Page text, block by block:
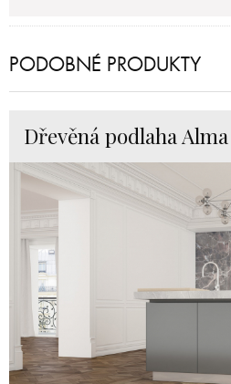
PODOBNÉ PRODUKTY
Dřevěná podlaha